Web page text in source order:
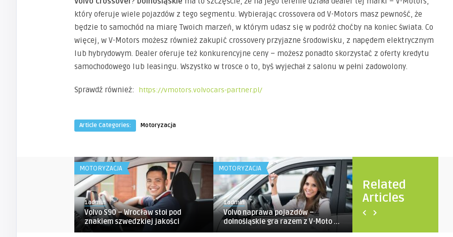
który oferuje wiele pojazdów z tego segmentu. Wybierając crossovera od V-Motors masz pewność, że
będzie to samochód na miarę Twoich marzeń, w którym udasz się w podróż choćby na koniec świata. Co
więcej, w V-Motors możesz również zakupić crossovery przyjazne środowisku, z napędem elektrycznym
lub hybrydowym. Dealer oferuje też konkurencyjne ceny – możesz ponadto skorzystać z oferty kredytu
samochodowego lub leasingu. Wszystko w trosce o to, byś wyjechał z salonu w pełni zadowolony.
Sprawdź również: https://vmotors.volvocars-partner.pl/
Article Categories: Motoryzacja
Related
Articles
MOTORYZACJA
1admin
Volvo S90 – Wrocław stoi pod
znakiem szwedzkiej jakości
MOTORYZACJA
1admin
Volvo naprawa pojazdów –
dolnośląskie gra razem z V-Moto ...
1admin
Podróż kamperem: